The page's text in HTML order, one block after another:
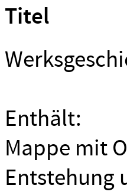
Titel
Enthält:
Mappe mit
Entstehung